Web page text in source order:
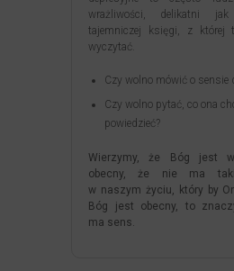
wrażliwości, delikatni
tajemniczej księgi, z której
wyczytać.
Czy wolno mówić o sensie
Czy wolno pytać, co ona
powiedzieć?
Wierzymy, że Bóg jest
obecny, że nie ma
w naszym życiu, który by
Bóg jest obecny, to
ma sens.